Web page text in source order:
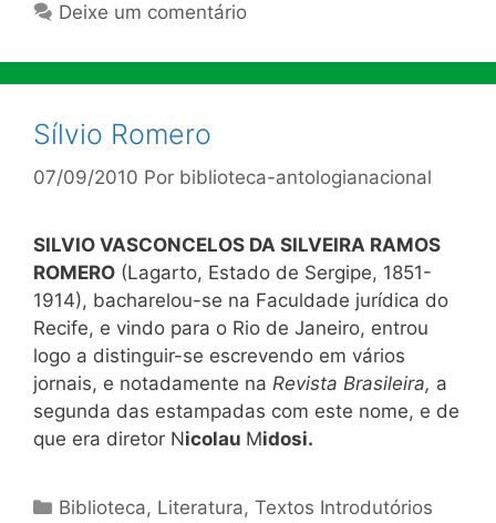
Deixe um comentário
Sílvio Romero
07/09/2010 Por biblioteca-antologianacional
SILVIO VASCONCELOS DA SILVEIRA RAMOS
ROMERO (Lagarto, Estado de Sergipe, 1851-
1914), bacharelou-se na Faculdade jurídica do
Recife, e vindo para o Rio de Janeiro, entrou
logo a distinguir-se escrevendo em vários
jornais, e notadamente na Revista Brasileira, a
segunda das estampadas com este nome, e de
que era diretor Nicolau Midosi.
Categorias
Biblioteca, Literatura,Textos Introdutórios